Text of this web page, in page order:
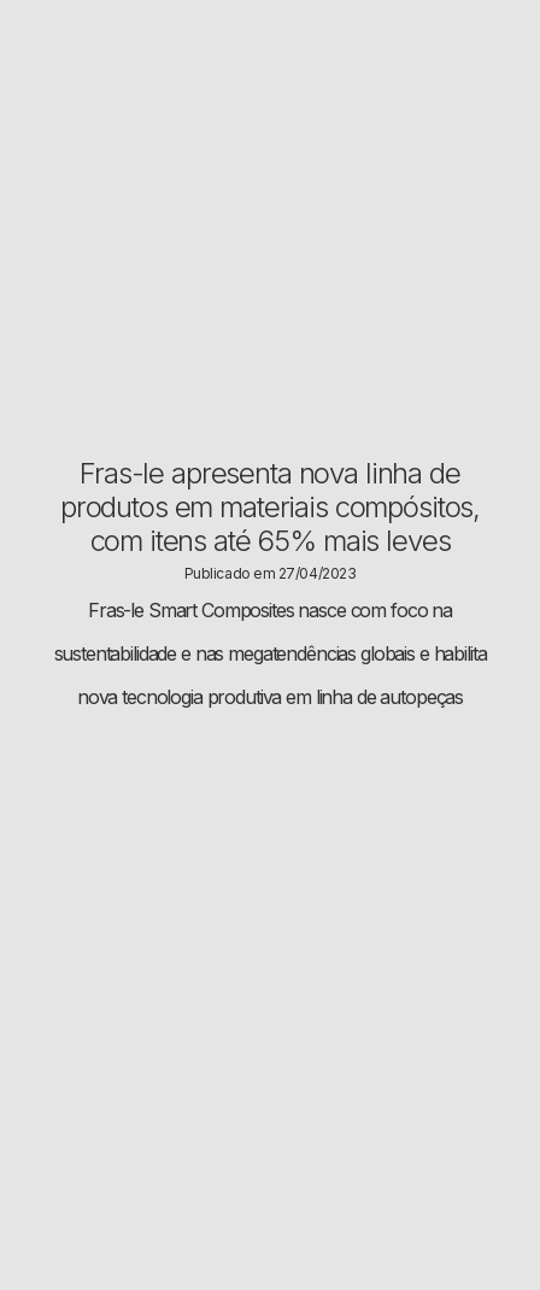
Fras-le apresenta nova linha de
produtos em materiais compósitos,
com itens até 65% mais leves
Publicado em 27/04/2023
Fras-le Smart Composites nasce com foco na
sustentabilidade e nas megatendências globais e habilita
nova tecnologia produtiva em linha de autopeças